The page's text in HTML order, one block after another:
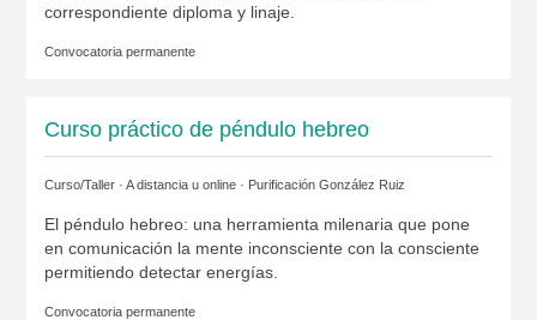
correspondiente diploma y linaje.
Convocatoria permanente
Curso práctico de péndulo hebreo
Curso/Taller · A distancia u online · Purificación González Ruiz
El péndulo hebreo: una herramienta milenaria que pone
en comunicación la mente inconsciente con la consciente
permitiendo detectar energías.
Convocatoria permanente